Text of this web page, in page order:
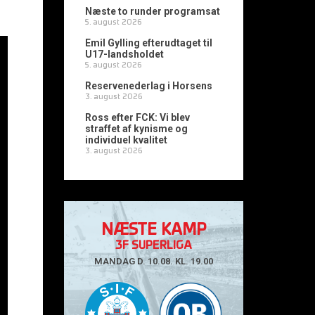
Næste to runder programsat
5. august 2026
Emil Gylling efterudtaget til
U17-landsholdet
5. august 2026
Reservenederlag i Horsens
3. august 2026
Ross efter FCK: Vi blev
straffet af kynisme og
individuel kvalitet
3. august 2026
NÆSTE KAMP
3F SUPERLIGA
MANDAG D. 10.08. KL. 19.00